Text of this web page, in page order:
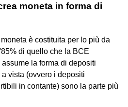
moneta in forma di
è costituita per lo più da
di quello che la BCE
la forma di depositi
vista (ovvero i depositi
in contante) sono la parte più